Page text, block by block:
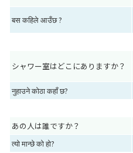
बस कहिले आउँछ ?
シャワー室はどこにありますか？
नुहाउने कोठा कहाँ छ?
あの人は誰ですか？
त्यो मान्छे को हो?